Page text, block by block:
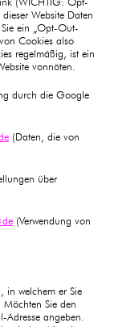
Website Daten
ein „Opt-Out-
Cookies also
regelmäßig, ist ein
vonnöten.
durch die Google
(Daten, die von
über
(Verwendung von
in welchem er Sie
Sie den
Adresse angeben.